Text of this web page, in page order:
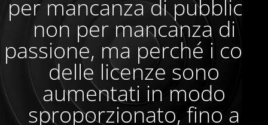
per mancanza di pubblico,
non per mancanza di
passione, ma perché i costi
delle licenze sono
aumentati in modo
sproporzionato, fino a